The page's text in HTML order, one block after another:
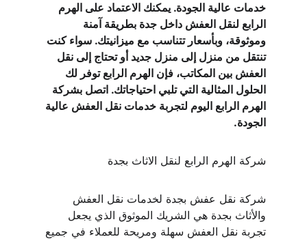
خدمات عالية الجودة. يمكنك الاعتماد على الهرم
الرابع لنقل العفش داخل جدة بطريقة آمنة
وموثوقة، وبأسعار تتناسب مع ميزانيتك. سواء كنت
تنتقل من منزل إلى منزل جديد أو تحتاج إلى نقل
العفش بين المكاتب، فإن الهرم الرابع توفر لك
الحلول المثالية التي تلبي احتياجاتك. اتصل بشركة
الهرم الرابع اليوم لتجربة خدمات نقل العفش عالية
الجودة.
شركة الهرم الرابع لنقل الاثاث بجدة
شركة نقل عفش بجدة لخدمات نقل العفش
والأثاث بجدة هي الشريك الموثوق الذي يجعل
تجربة نقل العفش سهلة ومريحة للعملاء في جميع